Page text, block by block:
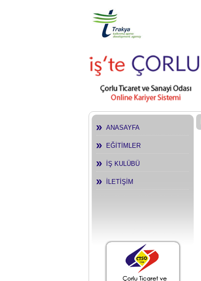
ANASAYFA
EĞİTİMLER
İŞ KULÜBÜ
İLETİŞİM